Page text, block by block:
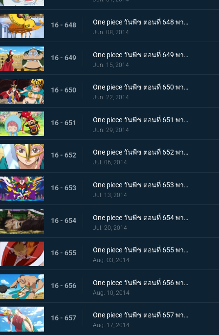
16 - 648 One piece วันพีช ตอนที่ 648 พากย์ไทย บุกแดนศัตรู อุโซแลนด์ฮีโร่ในตำนาน
Jun. 08, 2014
16 - 649 One piece วันพีช ตอนที่ 649 พากย์ไทย การตัดสินอันดุเดือด ลูซี่ ปะทะ ชิงเจียว
Jun. 15, 2014
16 - 650 One piece วันพีช ตอนที่ 650 พากย์ไทย ลูฟี่ และรีเบคก้านักดาบผู้โชคร้าย
Jun. 22, 2014
16 - 651 One piece วันพีช ตอนที่ 651 พากย์ไทย จะปกป้องจนถึงที่สุด! รีเบคก้าและหุ่นทหารของเล่น
Jun. 29, 2014
16 - 652 One piece วันพีช ตอนที่ 652 พากย์ไทย สมรภูมิสุดท้าย บล็อก D เปิดฉากการต่อสู้
Jul. 06, 2014
16 - 653 One piece วันพีช ตอนที่ 653 พากย์ไทย ตัดสิน! โจร่า ปะทะ กลุ่มหมวกฟาง
Jul. 13, 2014
16 - 654 One piece วันพีช ตอนที่ 654 พากย์ไทย ดาบอันงดงาม! คาเวนดิชผู้ขี่ม้าขาว!
Jul. 20, 2014
16 - 655 One piece วันพีช ตอนที่ 655 พากย์ไทย การขับเคี่ยวครั้งใหญ่! ซันจิ ปะทะ โดฟลามิงโก้
Aug. 03, 2014
16 - 656 One piece วันพีช ตอนที่ 656 พากย์ไทย ท่าไม้ตายของรีเบคก้า! ระบำดาบวารีหวนกลับ
Aug. 10, 2014
16 - 657 One piece วันพีช ตอนที่ 657 พากย์ไทย นักสู้จอมโหด! โลแกน ปะทะ รีเบคก้า
Aug. 17, 2014